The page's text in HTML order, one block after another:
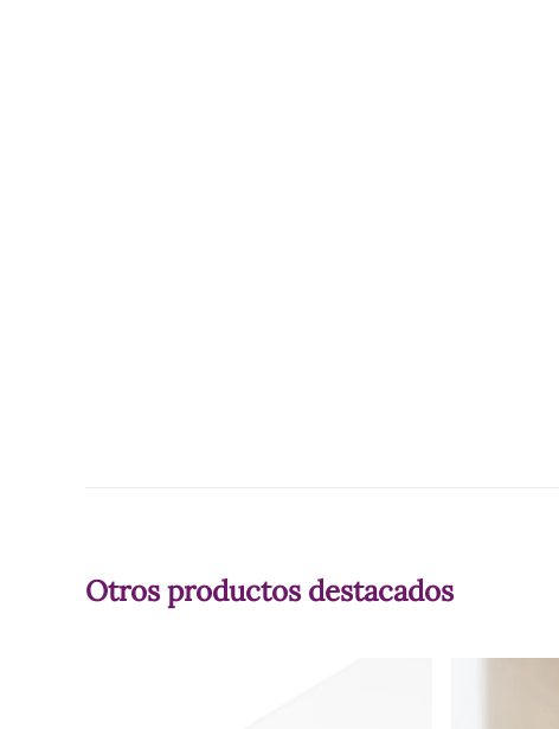
Otros productos destacados